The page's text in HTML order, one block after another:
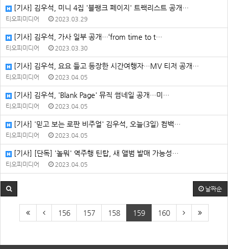
[기사] 김우석, 미니 4집 '블랭크 페이지' 트랙리스트 공개…
티오피미디어 2023.03.29
[기사] 김우석, 가사 일부 공개…‘from time to t…
티오피미디어 2023.03.30
[기사] 김우석, 요요 들고 등장한 시간여행자…MV 티저 공개…
티오피미디어 2023.04.05
[기사] 김우석, 'Blank Page' 뮤직 썸네일 공개…미…
티오피미디어 2023.04.05
[기사] '믿고 보는 로판 비주얼' 김우석, 오늘(3일) 컴백…
티오피미디어 2023.04.05
[기사] [단독] '놀뭐' 역주행 틴탑, 새 앨범 발매 가능성…
티오피미디어 2023.04.05
날짜순
156 157 158 159 160